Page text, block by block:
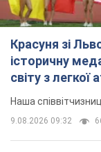
Красуня зі
історичну
світу з легкої
Наша
9.08.2026 09:32